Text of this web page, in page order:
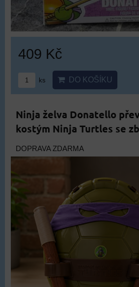
409 Kč
ks DO KOŠÍKU
Ninja želva Donatello
kostým Ninja Turtles se
DOPRAVA ZDARMA